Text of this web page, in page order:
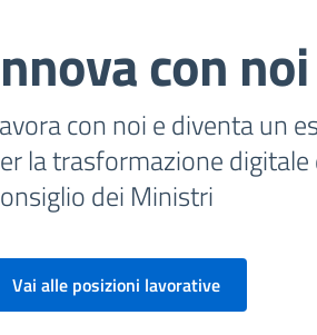
con noi
con noi e diventa un
la trasformazione digitale
dei Ministri
Vai alle posizioni lavorative